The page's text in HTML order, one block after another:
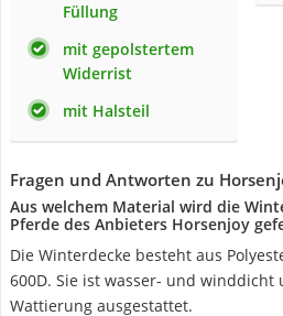
Füllung
mit gepolstertem
Widerrist
mit Halsteil
Fragen und Antworten zu
Aus welchem Material wird die
Pferde des Anbieters Horsenjoy
Die Winterdecke besteht aus
600D. Sie ist wasser- und winddicht
Wattierung ausgestattet.